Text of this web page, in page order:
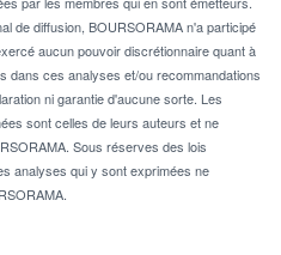
de diffusion, BOURSORAMA n'a participé
aucun pouvoir discrétionnaire quant à
dans ces analyses et/ou recommandations
ni garantie d'aucune sorte. Les
sont celles de leurs auteurs et ne
Sous réserves des lois
analyses qui y sont exprimées ne